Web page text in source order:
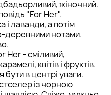
жіночний.
"For Her".
і лаванди, а потім
деревними нотами.
Her - сміливий,
квітів і фруктів.
бути в центрі уваги.
із чорною